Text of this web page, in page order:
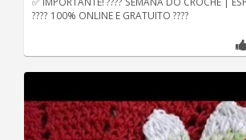
???? 100% ONLINE E GRATUITO ????